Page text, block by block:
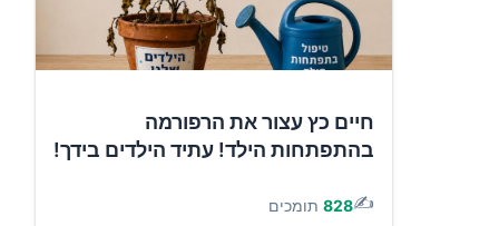
חיים כץ עצור את הרפורמה
בהתפתחות הילד! עתיד הילדים בידך!
✍️
828 תומכים